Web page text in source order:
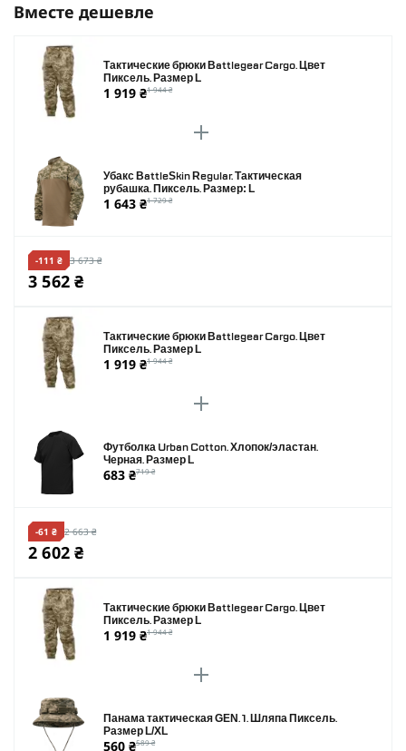
Вместе дешевле
Тактические брюки Battlegear Cargo. Цвет
Пиксель. Размер L
1 919 ₴1 944 ₴
Убакс BattleSkin Regular. Тактическая
рубашка. Пиксель. Размер: L
1 643 ₴1 729 ₴
-111 ₴ 3 673 ₴
3 562 ₴
Тактические брюки Battlegear Cargo. Цвет
Пиксель. Размер L
1 919 ₴1 944 ₴
Футболка Urban Cotton. Хлопок/эластан.
Черная. Размер L
683 ₴719 ₴
-61 ₴ 2 663 ₴
2 602 ₴
Тактические брюки Battlegear Cargo. Цвет
Пиксель. Размер L
1 919 ₴1 944 ₴
Панама тактическая GEN. 1. Шляпа Пиксель.
Размер L/XL
560 ₴589 ₴